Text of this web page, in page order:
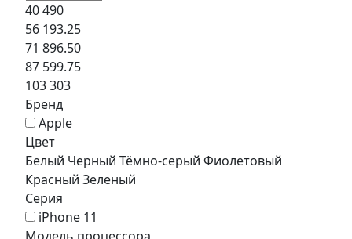
40 490
56 193.25
71 896.50
87 599.75
103 303
Бренд
Apple
Цвет
Белый Черный Тёмно-серый Фиолетовый
Красный Зеленый
Серия
iPhone 11